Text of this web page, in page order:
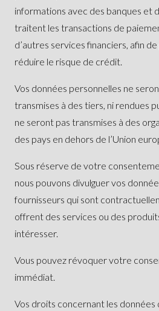
informations avec des banques et
traitent les transactions de
d’autres services financiers, afin
réduire le risque de crédit.
Vos données personnelles ne
transmises à des tiers, ni rendues
ne seront pas transmises à des
des pays en dehors de l’Union
Sous réserve de votre
nous pouvons divulguer vos
fournisseurs qui sont
offrent des services ou des
intéresser.
Vous pouvez révoquer votre
immédiat.
Vos droits concernant les données